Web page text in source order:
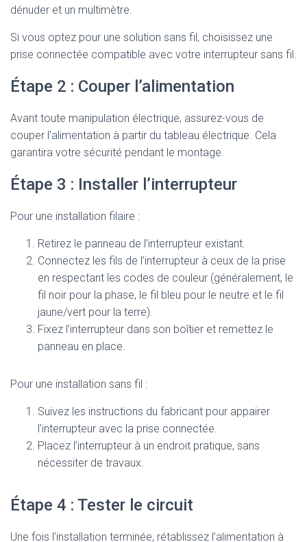
dénuder et un multimètre.
Si vous optez pour une solution sans fil, choisissez une
prise connectée compatible avec votre interrupteur sans fil.
Étape 2 : Couper l’alimentation
Avant toute manipulation électrique, assurez-vous de
couper l’alimentation à partir du tableau électrique. Cela
garantira votre sécurité pendant le montage.
Étape 3 : Installer l’interrupteur
Pour une installation filaire :
Retirez le panneau de l’interrupteur existant.
Connectez les fils de l’interrupteur à ceux de la prise
en respectant les codes de couleur (généralement, le
fil noir pour la phase, le fil bleu pour le neutre et le fil
jaune/vert pour la terre).
Fixez l’interrupteur dans son boîtier et remettez le
panneau en place.
Pour une installation sans fil :
Suivez les instructions du fabricant pour appairer
l’interrupteur avec la prise connectée.
Placez l’interrupteur à un endroit pratique, sans
nécessiter de travaux.
Étape 4 : Tester le circuit
Une fois l’installation terminée, rétablissez l’alimentation à